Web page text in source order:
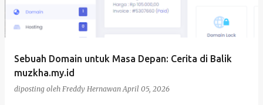
Sebuah Domain untuk Masa Depan: Cerita di Balik
muzkha.my.id
diposting oleh Freddy Hernawan April 05, 2026